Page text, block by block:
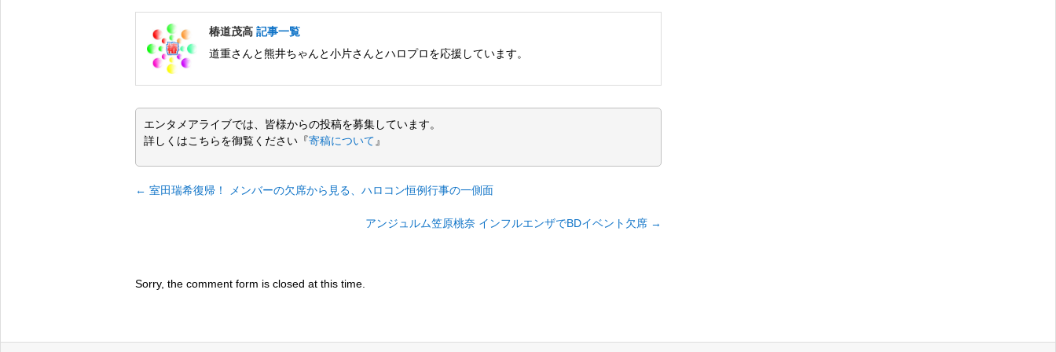
椿道茂高 記事一覧
道重さんと熊井ちゃんと小片さんとハロプロを応援しています。
エンタメアライブでは、皆様からの投稿を募集しています。
詳しくはこちらを御覧ください『寄稿について 』
← 室田瑞希復帰！ メンバーの欠席から見る、ハロコン恒例行事の一側面
アンジュルム笠原桃奈 インフルエンザでBDイベント欠席 →
Sorry, the comment form is closed at this time.